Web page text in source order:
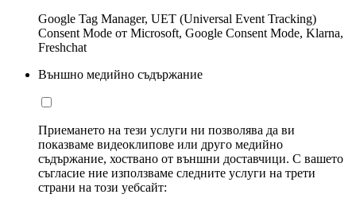
Google Tag Manager, UET (Universal Event Tracking)
Consent Mode от Microsoft, Google Consent Mode, Klarna,
Freshchat
Външно медийно съдържание
Приемането на тези услуги ни позволява да ви
показваме видеоклипове или друго медийно
съдържание, хоствано от външни доставчици. С вашето
съгласие ние използваме следните услуги на трети
страни на този уебсайт: